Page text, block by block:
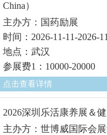
China）
主办方：国药励展
时间：2026-11-11-2026-
地点：武汉
参展费1：10000-20000
点击查看详情
2026深圳乐活康养展＆
主办方：世博威国际会展